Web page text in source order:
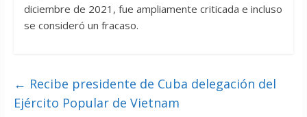
diciembre de 2021, fue ampliamente criticada e incluso
se consideró un fracaso.
← Recibe presidente de Cuba delegación del
Ejército Popular de Vietnam